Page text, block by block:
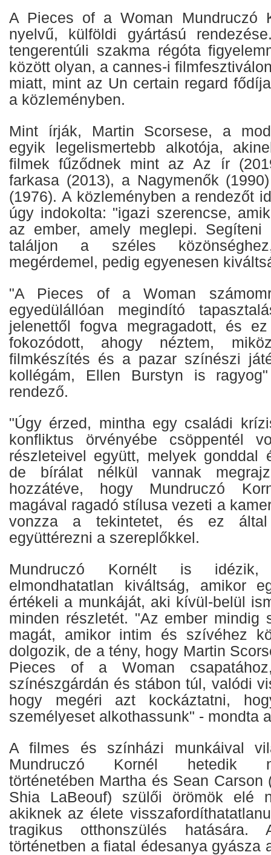
A Pieces of a Woman Mundruczó
nyelvű, külföldi gyártású
tengerentúli szakma régóta
között olyan, a cannes-i
miatt, mint az Un certain regard
a közleményben.
Mint írják, Martin Scorsese, a
egyik legelismertebb alkotója,
filmek fűződnek mint az Az ír
farkasa (2013), a Nagymenők
(1976). A közleményben a rendezőt
úgy indokolta: "igazi szerencse,
az ember, amely meglepi. Segíteni
találjon a széles
megérdemel, pedig egyenesen
"A Pieces of a Woman
egyedülállóan megindító
jelenettől fogva megragadott, és
fokozódott, ahogy néztem,
filmkészítés és a pazar színészi
kollégám, Ellen Burstyn is
rendező.
"Úgy érzed, mintha egy családi
konfliktus örvényébe csöppentél
részleteivel együtt, melyek gonddal
de bírálat nélkül vannak
hozzátéve, hogy Mundruczó
magával ragadó stílusa vezeti a
vonzza a tekintetet, és ez által
együttérezni a szereplőkkel.
Mundruczó Kornélt is
elmondhatatlan kiváltság, amikor
értékeli a munkáját, aki kívül-belül
minden részletét. "Az ember mindig
magát, amikor intim és szívéhez
dolgozik, de a tény, hogy Martin
Pieces of a Woman
színészgárdán és stábon túl, valódi
hogy megéri azt kockáztatni,
személyeset alkothassunk" - mondta
A filmes és színházi munkáival
Mundruczó Kornél hetedik
történetében Martha és Sean Carson
Shia LaBeouf) szülői örömök elé
akiknek az élete
tragikus otthonszülés hatására.
történetben a fiatal édesanya gyásza